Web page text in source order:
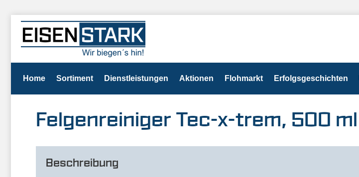
Home Sortiment Dienstleistungen Aktionen Flohmarkt Erfolgsgeschichten
Felgenreiniger Tec-x-trem, 500 ml
Beschreibung